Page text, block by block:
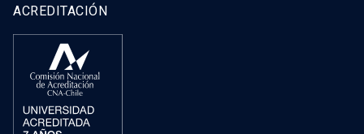
ACREDITACIÓN